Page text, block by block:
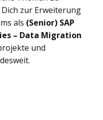
zur Erweiterung
als (Senior) SAP
– Data Migration
und